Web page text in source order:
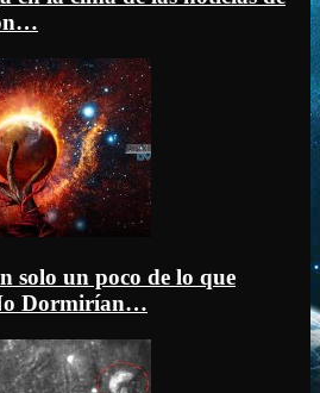
solo un poco de lo que
Dormirían…